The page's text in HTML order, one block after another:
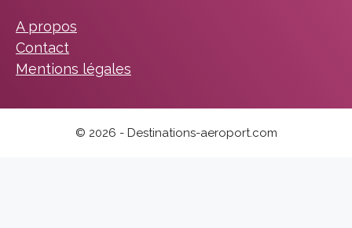
A propos
Contact
Mentions légales
© 2026 - Destinations-aeroport.com